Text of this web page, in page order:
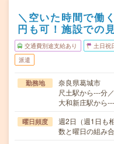
＼空いた時間で働
円も可！施設での
交通費別途支給あり 土日祝
派遣
勤務地
奈良県葛城市
尺土駅から---分
大和新庄駅から
曜日頻度
週2日（週1日も
数と曜日の組み